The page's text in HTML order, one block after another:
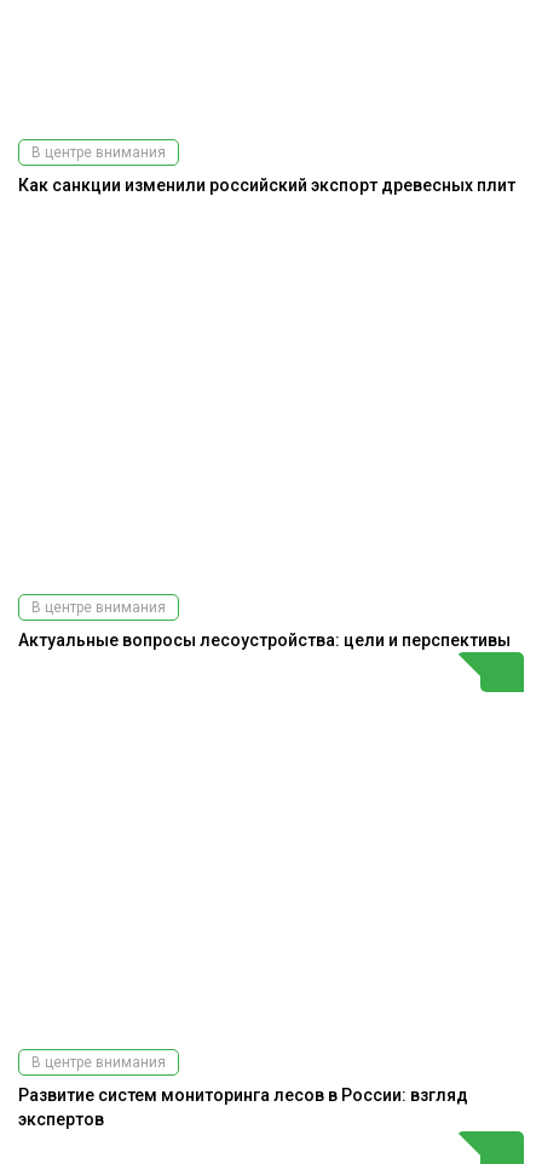
В центре внимания
Как санкции изменили российский экспорт древесных плит
В центре внимания
Актуальные вопросы лесоустройства: цели и перспективы
В центре внимания
Развитие систем мониторинга лесов в России: взгляд
экспертов